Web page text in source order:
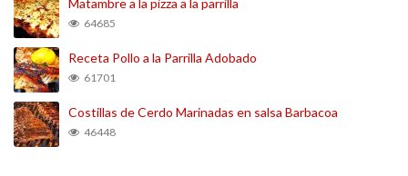
Matambre a la pizza a la parrilla
64685
Receta Pollo a la Parrilla Adobado
61701
Costillas de Cerdo Marinadas en salsa Barbacoa
46448